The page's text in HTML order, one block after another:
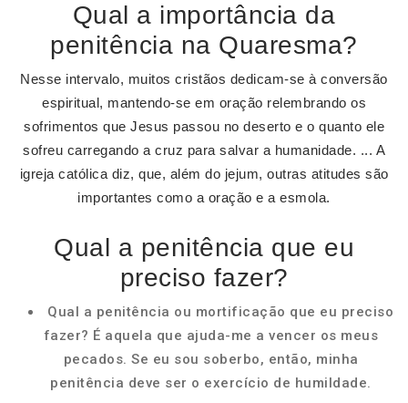
Qual a importância da
penitência na Quaresma?
Nesse intervalo, muitos cristãos dedicam-se à conversão
espiritual, mantendo-se em oração relembrando os
sofrimentos que Jesus passou no deserto e o quanto ele
sofreu carregando a cruz para salvar a humanidade. ... A
igreja católica diz, que, além do jejum, outras atitudes são
importantes como a oração e a esmola.
Qual a penitência que eu
preciso fazer?
Qual a penitência ou mortificação que eu preciso
fazer? É aquela que ajuda-me a vencer os meus
pecados. Se eu sou soberbo, então, minha
penitência deve ser o exercício de humildade.